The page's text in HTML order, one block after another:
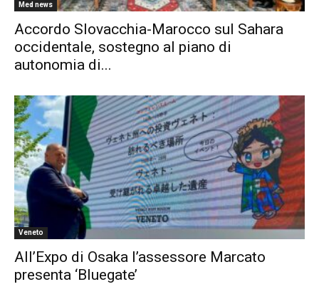
Med news
Accordo Slovacchia-Marocco sul Sahara
occidentale, sostegno al piano di
autonomia di...
Veneto
All’Expo di Osaka l’assessore Marcato
presenta ‘Bluegate’